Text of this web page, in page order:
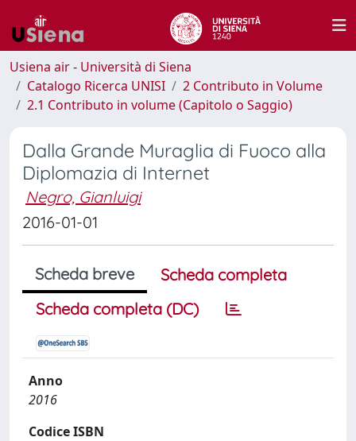
Usiena air - Università di Siena
Catalogo Ricerca UNISI
2 Contributo in Volume
2.1 Contributo in volume (Capitolo o Saggio)
Dalla Grande Muraglia di Fuoco alla
Diplomazia di Internet
Negro, Gianluigi
2016-01-01
Scheda breve
Scheda completa
Scheda completa (DC)
Anno
2016
Codice ISBN